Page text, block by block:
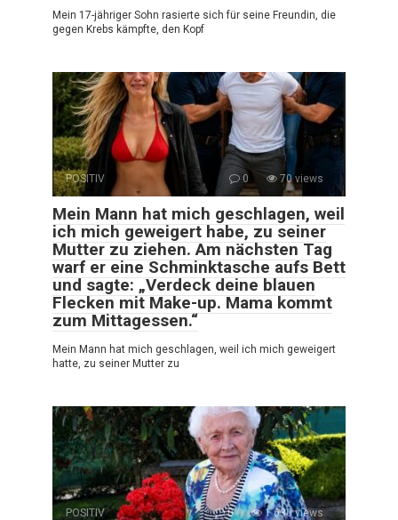
Mein 17-jähriger Sohn rasierte sich für seine Freundin, die
gegen Krebs kämpfte, den Kopf
POSITIV 0 70 views
Mein Mann hat mich geschlagen, weil
ich mich geweigert habe, zu seiner
Mutter zu ziehen. Am nächsten Tag
warf er eine Schminktasche aufs Bett
und sagte: „Verdeck deine blauen
Flecken mit Make-up. Mama kommt
zum Mittagessen.“
Mein Mann hat mich geschlagen, weil ich mich geweigert
hatte, zu seiner Mutter zu
POSITIV 0 1 630 views